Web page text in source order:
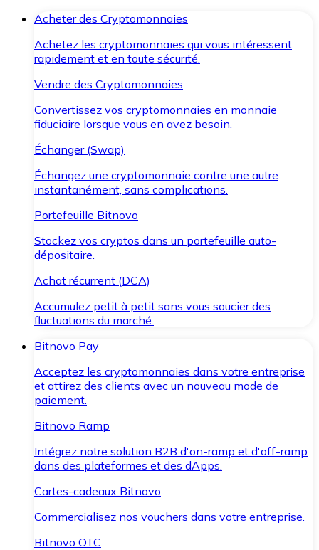
Acheter des Cryptomonnaies
Achetez les cryptomonnaies qui vous intéressent
rapidement et en toute sécurité.
Vendre des Cryptomonnaies
Convertissez vos cryptomonnaies en monnaie
fiduciaire lorsque vous en avez besoin.
Échanger (Swap)
Échangez une cryptomonnaie contre une autre
instantanément, sans complications.
Portefeuille Bitnovo
Stockez vos cryptos dans un portefeuille auto-
dépositaire.
Achat récurrent (DCA)
Accumulez petit à petit sans vous soucier des
fluctuations du marché.
Bitnovo Pay
Acceptez les cryptomonnaies dans votre entreprise
et attirez des clients avec un nouveau mode de
paiement.
Bitnovo Ramp
Intégrez notre solution B2B d'on-ramp et d'off-ramp
dans des plateformes et des dApps.
Cartes-cadeaux Bitnovo
Commercialisez nos vouchers dans votre entreprise.
Bitnovo OTC